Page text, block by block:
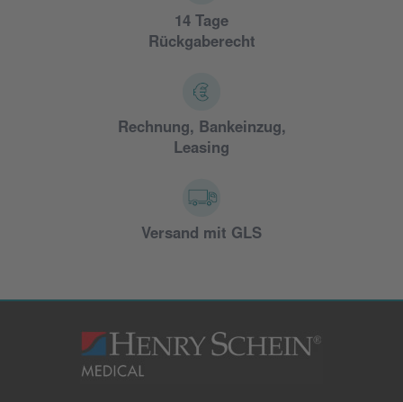
14 Tage
Rückgaberecht
Rechnung, Bankeinzug,
Leasing
Versand mit GLS